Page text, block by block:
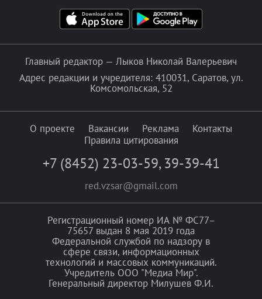
Главный редактор — Лыков Николай Валерьевич
Адрес редакции и учредителя: 410031, Саратов, ул.
Комсомольская, 52
О проекте Вакансии Реклама
Контакты
Правила цитирования
+7 (8452) 23-03-59, 39-39-41
red.vzsar@gmail.com
Регистрационный номер ИА № ФС77–
75657 выдан 8 мая 2019 года
Федеральной службой по надзору в
сфере связи, информационных
технологий и массовых коммуникаций.
Учредитель ООО "Медиа Мир".
Генеральный директор Милушев Ф.И.